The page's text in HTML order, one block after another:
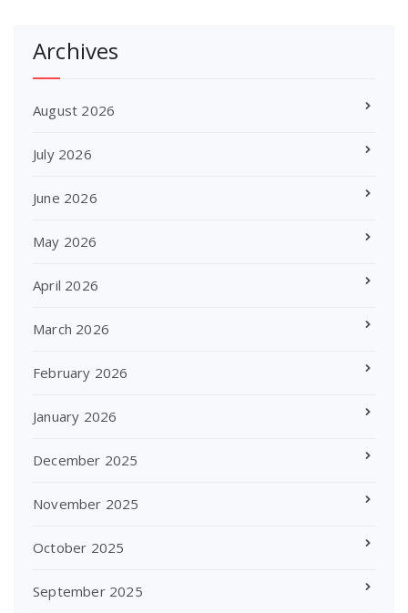
Archives
August 2026
July 2026
June 2026
May 2026
April 2026
March 2026
February 2026
January 2026
December 2025
November 2025
October 2025
September 2025